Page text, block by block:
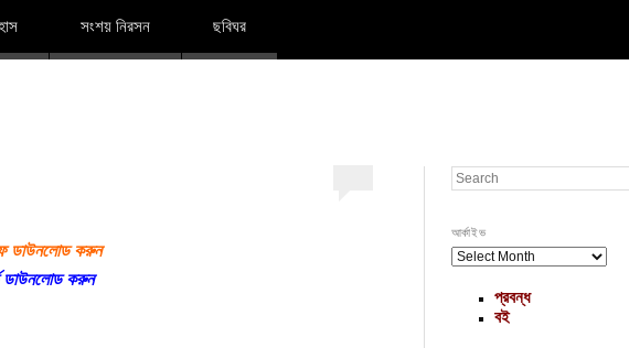
দারুল ইলম
সংশয় নিরসন ছবিঘর
ডাউনলোড করুন
ডাউনলোড করুন
Search
আর্কাইভ
আর্কাইভ
প্রবন্ধ
বই